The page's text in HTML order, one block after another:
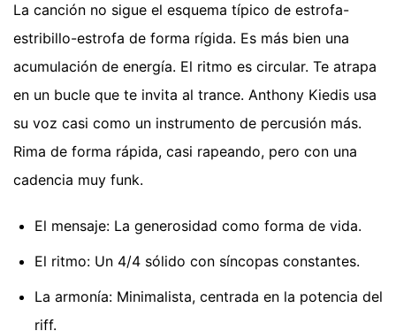
La canción no sigue el esquema típico de estrofa-
estribillo-estrofa de forma rígida. Es más bien una
acumulación de energía. El ritmo es circular. Te atrapa
en un bucle que te invita al trance. Anthony Kiedis usa
su voz casi como un instrumento de percusión más.
Rima de forma rápida, casi rapeando, pero con una
cadencia muy funk.
El mensaje: La generosidad como forma de vida.
El ritmo: Un 4/4 sólido con síncopas constantes.
La armonía: Minimalista, centrada en la potencia del
riff.